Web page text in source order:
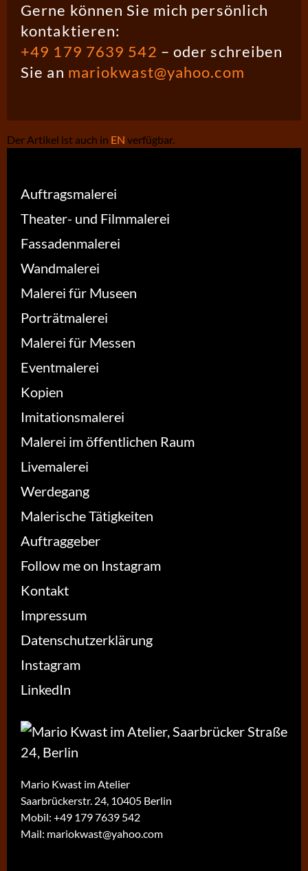
Gerne können Sie mich persönlich
kontaktieren:
+49 179 7639 542 – oder schreiben
Sie an mariokwast@yahoo.com
Der Artikel ist auch in EN verfügbar.
Auftragsmalerei
Theater- und Filmmalerei
Fassadenmalerei
Wandmalerei
Malerei für Museen
Porträtmalerei
Malerei für Messen
Eventmalerei
Kopien
Imitationsmalerei
Malerei im öffentlichen Raum
Livemalerei
Werdegang
Malerische Tätigkeiten
Auftraggeber
Follow me on Instagram
Kontakt
Impressum
Datenschutzerklärung
Instagram
LinkedIn
Mario Kwast im Atelier
Saarbrückerstr. 24, 10405 Berlin
Mobil: +49 179 7639 542
Mail: mariokwast@yahoo.com